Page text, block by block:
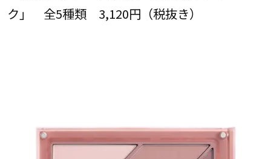
ク」 全5種類 3,120円（税抜き）